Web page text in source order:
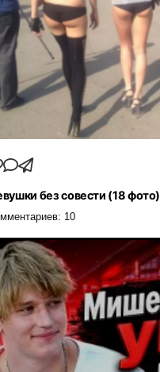
без совести (18 фото)
10